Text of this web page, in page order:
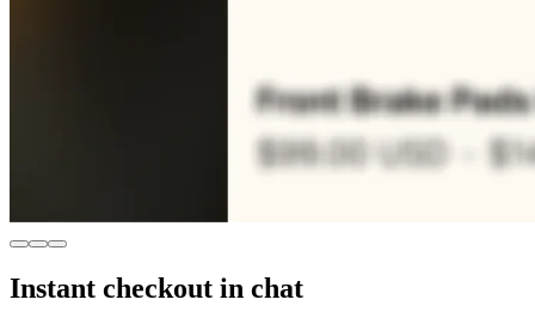
Instant checkout in chat